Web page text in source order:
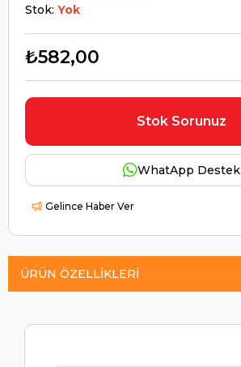
Stok: Yok
₺582,00
Stok Sorunuz
WhatApp Destek
Gelince Haber Ver
ÜRÜN ÖZELLIKLERI